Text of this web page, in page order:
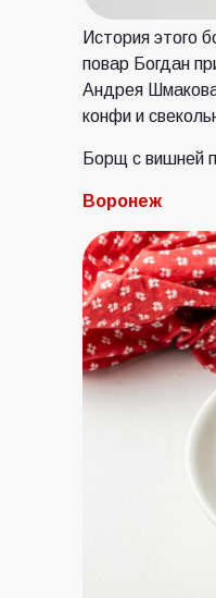
История этого
повар Богдан
Андрея
конфи и
Борщ с вишней
Воронеж